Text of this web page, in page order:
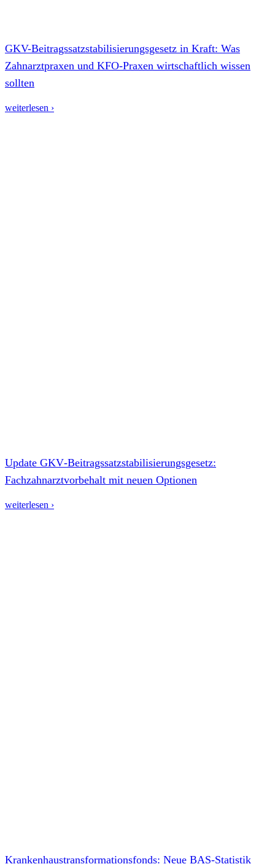
GKV-Beitragssatzstabilisierungsgesetz in Kraft: Was
Zahnarztpraxen und KFO-Praxen wirtschaftlich wissen
sollten
weiterlesen ›
Update GKV‑Beitragssatzstabilisierungsgesetz:
Fachzahnarztvorbehalt mit neuen Optionen
weiterlesen ›
Krankenhaustransformationsfonds: Neue BAS-Statistik